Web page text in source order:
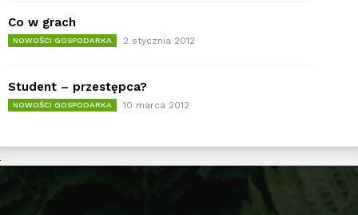
Co w grach
NOWOŚCI GOSPODARKA 2 stycznia 2012
Student – przestępca?
NOWOŚCI GOSPODARKA 10 marca 2012